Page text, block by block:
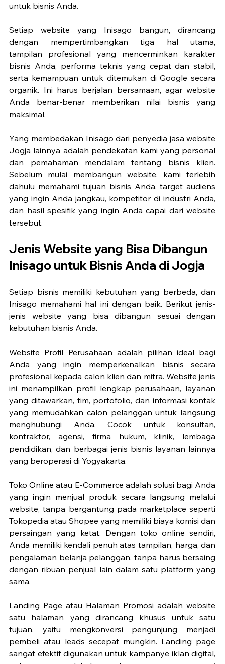
untuk bisnis Anda.
Setiap website yang Inisago bangun, dirancang
dengan mempertimbangkan tiga hal utama,
tampilan profesional yang mencerminkan karakter
bisnis Anda, performa teknis yang cepat dan stabil,
serta kemampuan untuk ditemukan di Google secara
organik. Ini harus berjalan bersamaan, agar website
Anda benar-benar memberikan nilai bisnis yang
maksimal.
Yang membedakan Inisago dari penyedia jasa website
Jogja lainnya adalah pendekatan kami yang personal
dan pemahaman mendalam tentang bisnis klien.
Sebelum mulai membangun website, kami terlebih
dahulu memahami tujuan bisnis Anda, target audiens
yang ingin Anda jangkau, kompetitor di industri Anda,
dan hasil spesifik yang ingin Anda capai dari website
tersebut.
Jenis Website yang Bisa Dibangun
Inisago untuk Bisnis Anda di Jogja
Setiap bisnis memiliki kebutuhan yang berbeda, dan
Inisago memahami hal ini dengan baik. Berikut jenis-
jenis website yang bisa dibangun sesuai dengan
kebutuhan bisnis Anda.
Website Profil Perusahaan adalah pilihan ideal bagi
Anda yang ingin memperkenalkan bisnis secara
profesional kepada calon klien dan mitra. Website jenis
ini menampilkan profil lengkap perusahaan, layanan
yang ditawarkan, tim, portofolio, dan informasi kontak
yang memudahkan calon pelanggan untuk langsung
menghubungi Anda. Cocok untuk konsultan,
kontraktor, agensi, firma hukum, klinik, lembaga
pendidikan, dan berbagai jenis bisnis layanan lainnya
yang beroperasi di Yogyakarta.
Toko Online atau E-Commerce adalah solusi bagi Anda
yang ingin menjual produk secara langsung melalui
website, tanpa bergantung pada marketplace seperti
Tokopedia atau Shopee yang memiliki biaya komisi dan
persaingan yang ketat. Dengan toko online sendiri,
Anda memiliki kendali penuh atas tampilan, harga, dan
pengalaman belanja pelanggan, tanpa harus bersaing
dengan ribuan penjual lain dalam satu platform yang
sama.
Landing Page atau Halaman Promosi adalah website
satu halaman yang dirancang khusus untuk satu
tujuan, yaitu mengkonversi pengunjung menjadi
pembeli atau leads secepat mungkin. Landing page
sangat efektif digunakan untuk kampanye iklan digital,